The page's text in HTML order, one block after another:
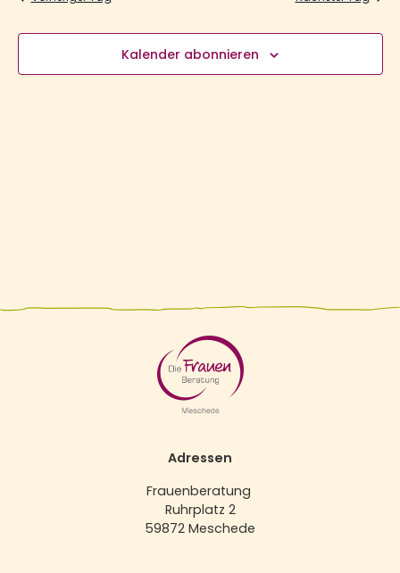
Kalender abonnieren
Adressen
Frauenberatung
Ruhrplatz 2
59872 Meschede